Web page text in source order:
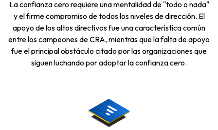
La confianza cero requiere una mentalidad de "todo o nada"
y el firme compromiso de todos los niveles de dirección. El
apoyo de los altos directivos fue una característica común
entre los campeones de CRA, mientras que la falta de apoyo
fue el principal obstáculo citado por las organizaciones que
siguen luchando por adoptar la confianza cero.